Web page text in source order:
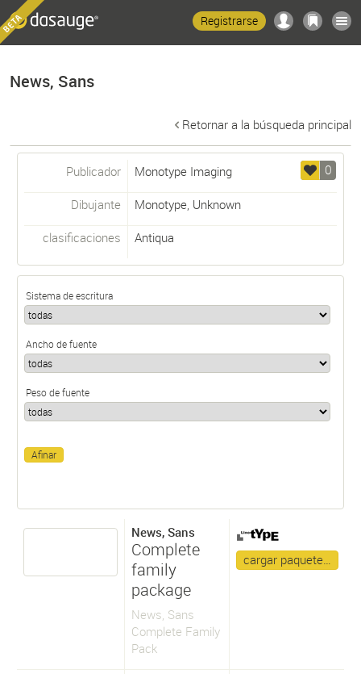
Registrarse
News, Sans
Retornar a la búsqueda principal
0
Publicador Monotype Imaging
Dibujante Monotype, Unknown
clasificaciones Antiqua
Sistema de escritura
Ancho de fuente
Peso de fuente
News, Sans
Complete
family
package
News, Sans
Complete Family
Pack
cargar paquete…